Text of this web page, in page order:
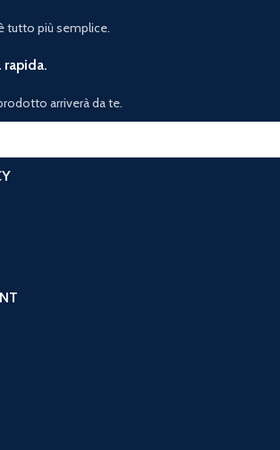
tutto più semplice.
rapida.
arriverà da te.